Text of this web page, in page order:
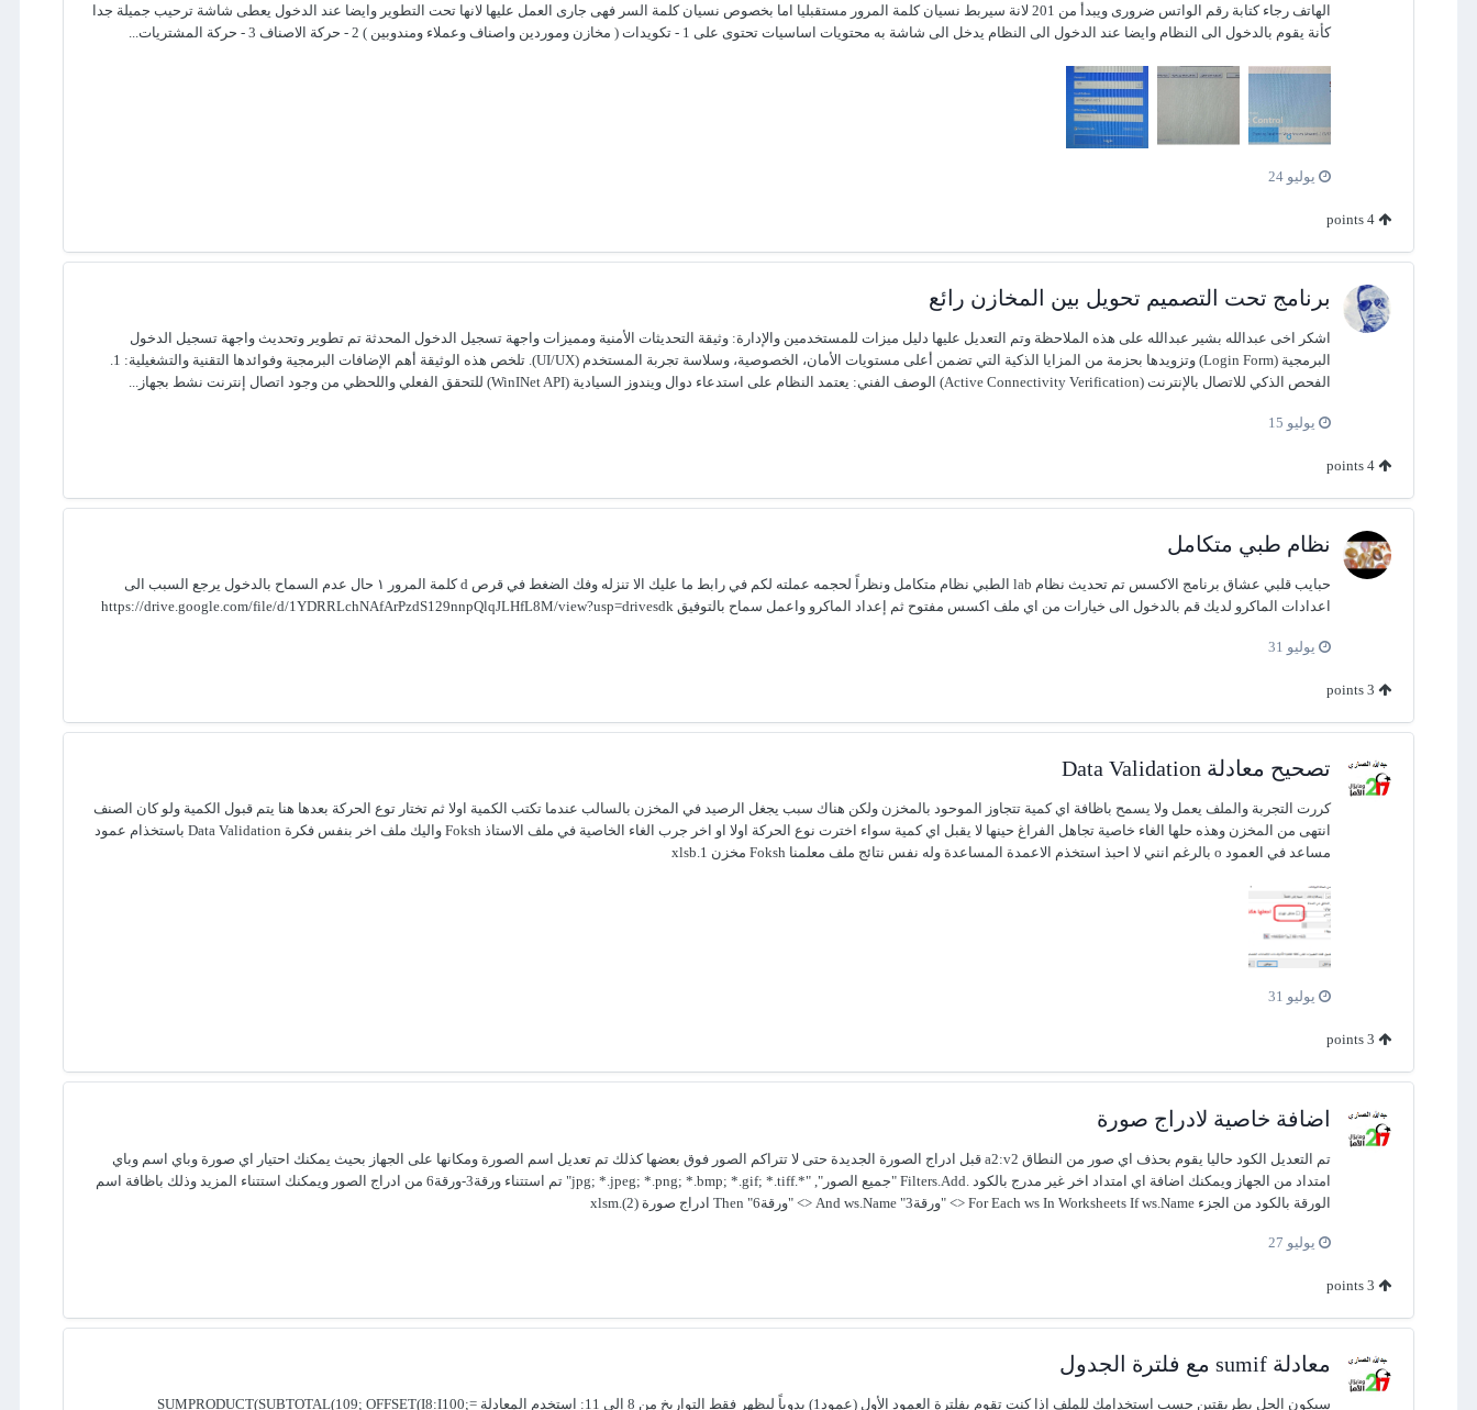
الهاتف رجاء كتابة رقم الواتس ضرورى ويبدأ من 201 لانة سيربط نسيان كلمة المرور مستقبليا اما بخصوص نسيان كلمة السر فهى جارى العمل عليها لانها تحت التطوير وايضا عند الدخول يعطى شاشة ترحيب جميلة جدا
كأنة يقوم بالدخول الى النظام وايضا عند الدخول الى النظام يدخل الى شاشة به محتويات اساسيات تحتوى على 1 - تكويدات ( مخازن وموردين واصناف وعملاء ومندوبين ) 2 - حركة الاصناف 3 - حركة المشتريات...
يوليو 24
points
برنامج تحت التصميم تحويل بين المخازن رائع
اشكر اخى عبدالله بشير عبدالله على هذه الملاحظة وتم التعديل عليها دليل ميزات للمستخدمين والإدارة: وثيقة التحديثات الأمنية ومميزات واجهة تسجيل الدخول المحدثة تم تطوير وتحديث واجهة تسجيل الدخول
البرمجية (Login Form) وتزويدها بحزمة من المزايا الذكية التي تضمن أعلى مستويات الأمان، الخصوصية، وسلاسة تجربة المستخدم (UI/UX). تلخص هذه الوثيقة أهم الإضافات البرمجية وفوائدها التقنية والتشغيلية: 1.
الفحص الذكي للاتصال بالإنترنت (Active Connectivity Verification) الوصف الفني: يعتمد النظام على استدعاء دوال ويندوز السيادية (WinINet API) للتحقق الفعلي واللحظي من وجود اتصال إنترنت نشط بجهاز...
يوليو 15
points
نظام طبي متكامل
حبايب قلبي عشاق برنامج الاكسس تم تحديث نظام lab الطبي نظام متكامل ونظراً لحجمه عملته لكم في رابط ما عليك الا تنزله وفك الضغط في قرص d كلمة المرور ١ حال عدم السماح بالدخول يرجع السبب الى
اعدادات الماكرو لديك قم بالدخول الى خيارات من اي ملف اكسس مفتوح ثم إعداد الماكرو واعمل سماح بالتوفيق https://drive.google.com/file/d/1YDRRLchNAfArPzdS129nnpQlqJLHfL8M/view?usp=drivesdk
يوليو 31
points
تصحيح معادلة Data Validation
كررت التجربة والملف يعمل ولا يسمح باظافة اي كمية تتجاوز الموحود بالمخزن ولكن هناك سبب يجغل الرصيد في المخزن بالسالب عندما تكتب الكمية اولا ثم تختار توع الحركة بعدها هنا يتم قبول الكمية ولو كان الصنف
انتهى من المخزن وهذه حلها الغاء خاصية تجاهل الفراغ حينها لا يقبل اي كمية سواء اخترت نوع الحركة اولا او اخر جرب الغاء الخاصية في ملف الاستاذ Foksh واليك ملف اخر بنفس فكرة Data Validation باستخذام عمود
مساعد في العمود o بالرغم انني لا احبذ استخذم الاعمدة المساعدة وله نفس نتائج ملف معلمنا Foksh مخزن 1.xlsb
يوليو 31
points
اضافة خاصية لادراج صورة
تم التعديل الكود حاليا يقوم بحذف اي صور من النطاق a2:v2 قبل ادراج الصورة الجديدة حتى لا تتراكم الصور فوق بعضها كذلك تم تعديل اسم الصورة ومكانها على الجهاز بحيث يمكنك احتيار اي صورة وباي اسم وباي
امتداد من الجهاز ويمكنك اضافة اي امتداد اخر غير مدرج بالكود .Filters.Add "جميع الصور", "*.jpg; *.jpeg; *.png; *.bmp; *.gif; *.tiff" تم استتناء ورقة3-ورقة6 من ادراج الصور ويمكنك استتناء المزيد وذلك باظافة اسم
الورقة بالكود من الجزء For Each ws In Worksheets If ws.Name <> "ورقة3" And ws.Name <> "ورقة6" Then ادراج صورة (2).xlsm
يوليو 27
points
معادلة sumif مع فلترة الجدول
سيكون الحل بطريقتين حسب استخدامك للملف إذا كنت تقوم بفلترة العمود الأول (عمود1) يدوياً ليظهر فقط التواريخ من 8 إلى 11: استخدم المعادلة =SUMPRODUCT(SUBTOTAL(109; OFFSET(I8:I100;